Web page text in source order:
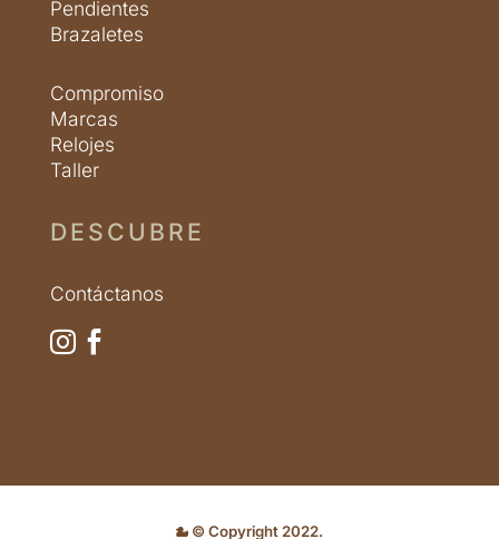
Pendientes
Brazaletes
Compromiso
Marcas
Relojes
Taller
DESCUBRE
Contáctanos
 
© Copyright 2022.